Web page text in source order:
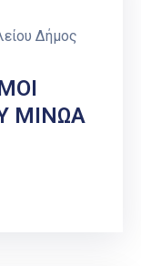
Δήμος
ΜΙΝΩΑ